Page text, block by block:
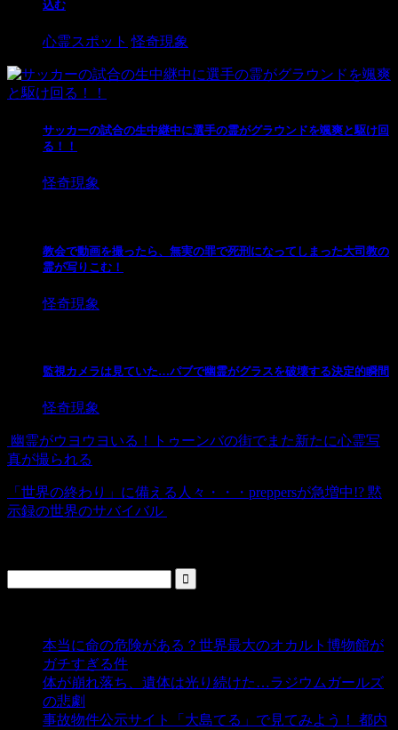
込む
心霊スポット 怪奇現象
サッカーの試合の生中継中に選手の霊がグラウンドを颯爽と駆け回
る！！
怪奇現象
教会で動画を撮ったら、無実の罪で死刑になってしまった大司教の
霊が写りこむ！
怪奇現象
監視カメラは見ていた…パブで幽霊がグラスを破壊する決定的瞬間
怪奇現象
幽霊がウヨウヨいる！トゥーンバの街でまた新たに心霊写
真が撮られる
「世界の終わり」に備える人々・・・preppersが急増中!? 黙
示録の世界のサバイバル
本当に命の危険がある？世界最大のオカルト博物館が
ガチすぎる件
体が崩れ落ち、遺体は光り続けた…ラジウムガールズ
の悲劇
事故物件公示サイト「大島てる」で見てみよう！ 都内